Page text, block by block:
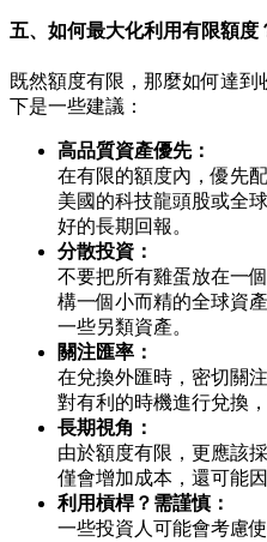
五、如何最大化利用有限額度
既然額度有限，那麼如何達
下是一些建議：
高品質資產優先：
在有限的額度內，優先
美國的科技龍頭股或全
好的長期回報。
分散投資：
不要把所有雞蛋放在一
構一個小而精的全球資
一些另類資產。
關注匯率：
在兌換外匯時，密切關
對有利的時機進行兌換
長期視角：
由於額度有限，更應該
僅會增加成本，還可能
利用槓桿？需謹慎：
一些投資人可能會考慮